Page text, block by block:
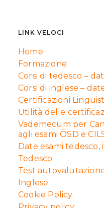
LINK VELOCI
Home
Formazione
Corsi di tedesco –
Corsi di inglese –
Certificazioni
Utilità delle
Vademecum per
agli esami ÖSD e
Date esami tedesco,
Tedesco
Test
Inglese
Cookie Policy